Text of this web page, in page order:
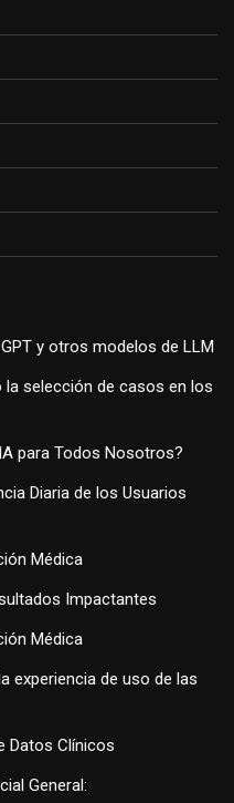
y otros modelos de LLM
selección de casos en los
para Todos Nosotros?
Diaria de los Usuarios
Médica
Impactantes
Médica
experiencia de uso de las
Datos Clínicos
General: